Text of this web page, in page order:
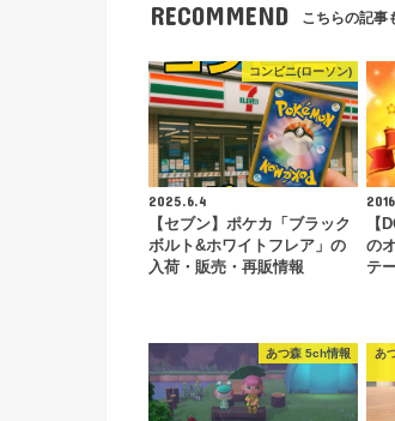
RECOMMEND こちらの記事
コンビニ(ローソン)
2025.6.4
【セブン】ポケカ「ブラック
ボルト&ホワイトフレア」の
入荷・販売・再販情報
【
の
テ
あつ森 5ch情報
あ